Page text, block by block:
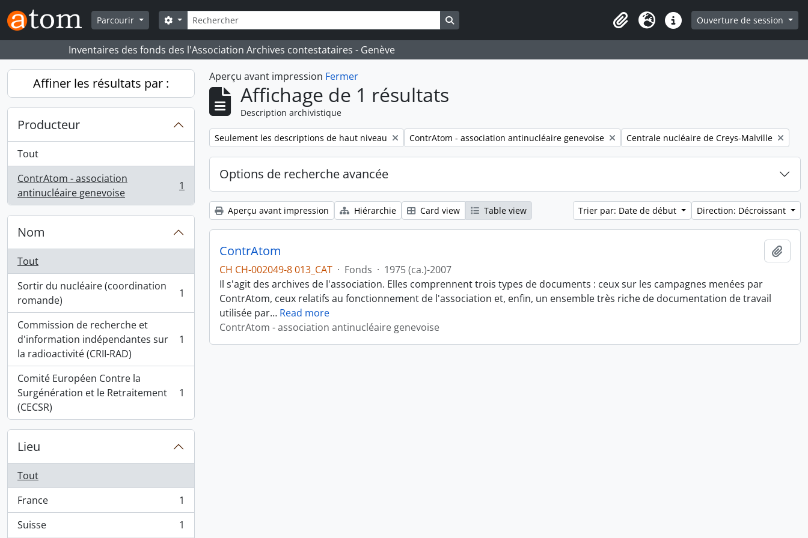
Skip to main content
Parcourir
Rechercher
Search options
Presse-papier
LangueLiens rapidesOuverture de session
Inventaires des fonds des l'Association Archives contestataires - Genève
Affiner les résultats par :
Producteur
Tout
ContrAtom - association
antinucléaire genevoise
, 1 résultats 1
Nom
Tout
Sortir du nucléaire (coordination
romande)
, 1 résultats 1
Commission de recherche et
d'information indépendantes sur
la radioactivité (CRII-RAD)
, 1 résultats 1
Comité Européen Contre la
Surgénération et le Retraitement
(CECSR)
, 1 résultats 1
Lieu
Tout
France
, 1 résultats
1
Suisse
, 1 résultats 1
Aperçu avant impression Fermer
Affichage de 1 résultats
Description archivistique
Remove filter:
Seulement les descriptions de haut niveau Remove filter:
ContrAtom - association antinucléaire genevoise Remove filter:
Centrale nucléaire de Creys-Malville
Options de recherche avancée
Aperçu avant impression Hiérarchie Card view Table view Trier par: Date de début Direction: Décroissant
ContrAtom
CH CH-002049-8 013_CAT · Fonds · 1975 (ca.)-2007
Il s'agit des archives de l'association. Elles comprennent trois types de documents : ceux sur les campagnes menées par
ContrAtom, ceux relatifs au fonctionnement de l'association et, enfin, un ensemble très riche de documentation de travail
utilisée par… Read more
ContrAtom - association antinucléaire genevoise